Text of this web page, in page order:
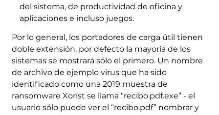
del sistema, de productividad de oficina y
aplicaciones e incluso juegos.
Por lo general, los portadores de carga útil tienen
doble extensión, por defecto la mayoría de los
sistemas se mostrará sólo el primero. Un nombre
de archivo de ejemplo virus que ha sido
identificado como una 2019 muestra de
ransomware Xorist se llama “recibo.pdf.exe” - el
usuario sólo puede ver el “recibo.pdf” nombrar y